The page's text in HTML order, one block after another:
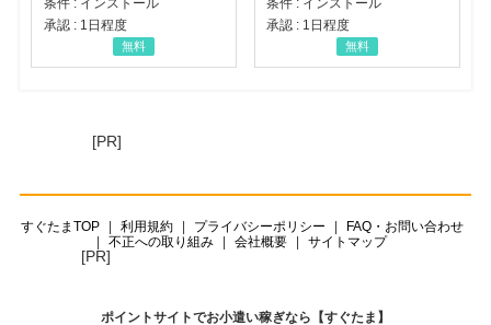
承認 : 1日程度
無料
承認 : 1日程度
無料
[PR]
すぐたまTOP 利用規約 プライバシーポリシー
FAQ・お問い合わせ
不正への取り組み
会社概要 サイトマップ
[PR]
ポイントサイトでお小遣い稼ぎなら【すぐたま】